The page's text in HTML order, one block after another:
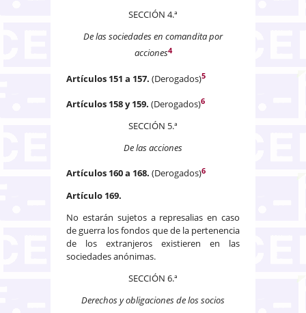
SECCIÓN 4.ª
De las sociedades en comandita por
acciones4
Artículos 151 a 157. (Derogados)5
Artículos 158 y 159. (Derogados)6
SECCIÓN 5.ª
De las acciones
Artículos 160 a 168. (Derogados)6
Artículo 169.
No estarán sujetos a represalias en caso
de guerra los fondos que de la pertenencia
de los extranjeros existieren en las
sociedades anónimas.
SECCIÓN 6.ª
Derechos y obligaciones de los socios